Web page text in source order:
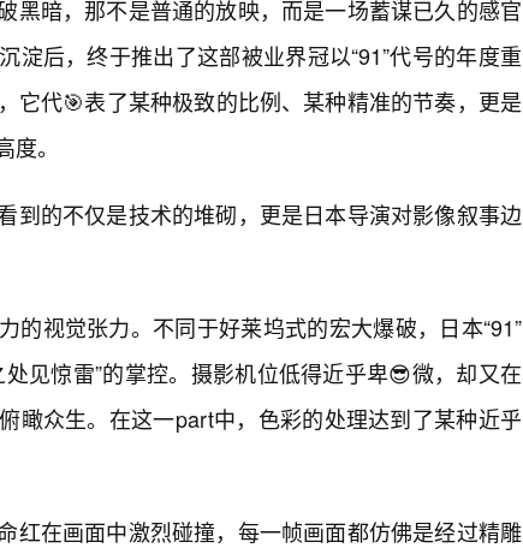
黑暗，那不是普通的放映，而是一场蓄谋已久的感官
淀后，终于推出了这部被业界冠以“91”代号的年度重
它代🎯表了某种极致的比例、某种精准的节奏，更是
。
到的不仅是技术的堆砌，更是日本导演对影像叙事边
的视觉张力。不同于好莱坞式的宏大爆破，日本“91”
见惊雷”的掌控。摄影机位低得近乎卑😎微，却又在
瞰众生。在这一part中，色彩的处理达到了某种近乎
红在画面中激烈碰撞，每一帧画面都仿佛是经过精雕